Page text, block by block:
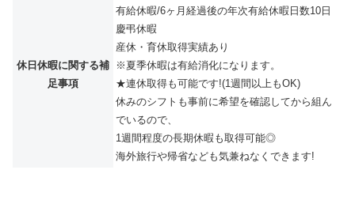
休日休暇に関する補
足事項
有給休暇/6ヶ月経過後の年次有給休暇日数10日
慶弔休暇
産休・育休取得実績あり
※夏季休暇は有給消化になります。
★連休取得も可能です!(1週間以上もOK)
休みのシフトも事前に希望を確認してから組ん
でいるので、
1週間程度の長期休暇も取得可能◎
海外旅行や帰省なども気兼ねなくできます!